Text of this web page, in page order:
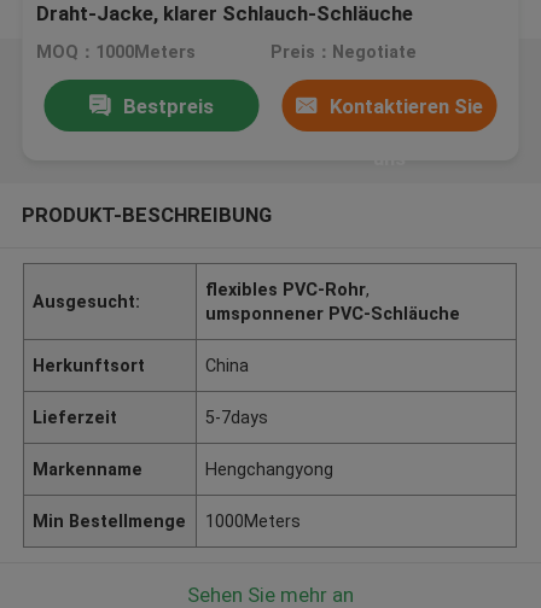
Draht-Jacke, klarer Schlauch-Schläuche
MOQ：1000Meters Preis：Negotiate
Bestpreis Kontaktieren Sie
PRODUKT-BESCHREIBUNG
Ausgesucht:
flexibles PVC-Rohr,
umsponnener PVC-Schläuche
Herkunftsort China
Lieferzeit 5-7days
Markenname Hengchangyong
Min Bestellmenge 1000Meters
Sehen Sie mehr an